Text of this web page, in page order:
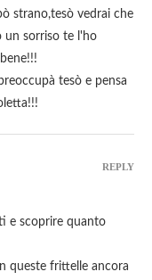
strano,tesò vedrai che
un sorriso te l'ho
tesò e pensa
e scoprire quanto
queste frittelle ancora
REPLY